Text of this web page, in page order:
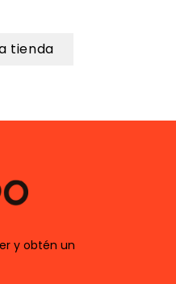
tienda
y obtén un